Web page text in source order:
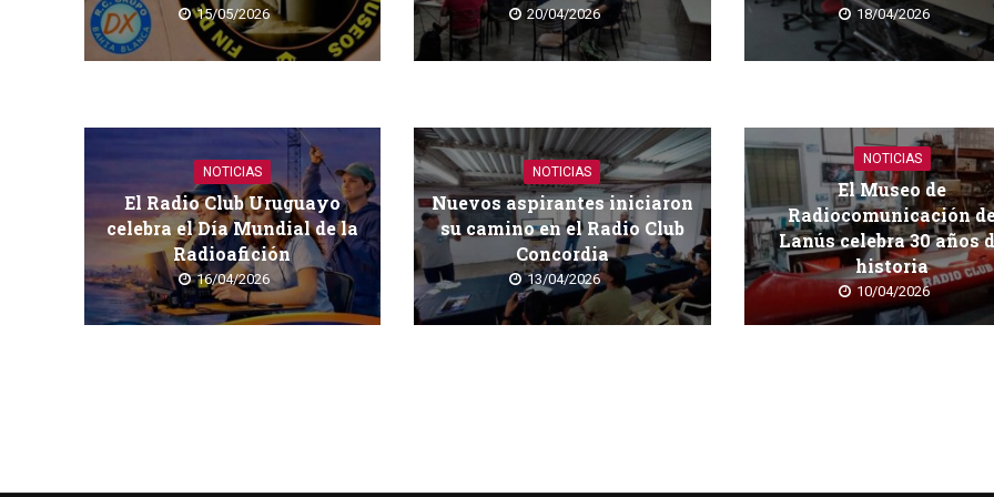
15/05/2026 20/04/2026 18/04/2026
NOTICIAS
El Radio Club Uruguayo
celebra el Día Mundial de la
Radioafición
16/04/2026
NOTICIAS
Nuevos aspirantes iniciaron
su camino en el Radio Club
Concordia
13/04/2026
NOTICIAS
El Museo de
Radiocomunicación
Lanús celebra 30 años
historia
10/04/2026